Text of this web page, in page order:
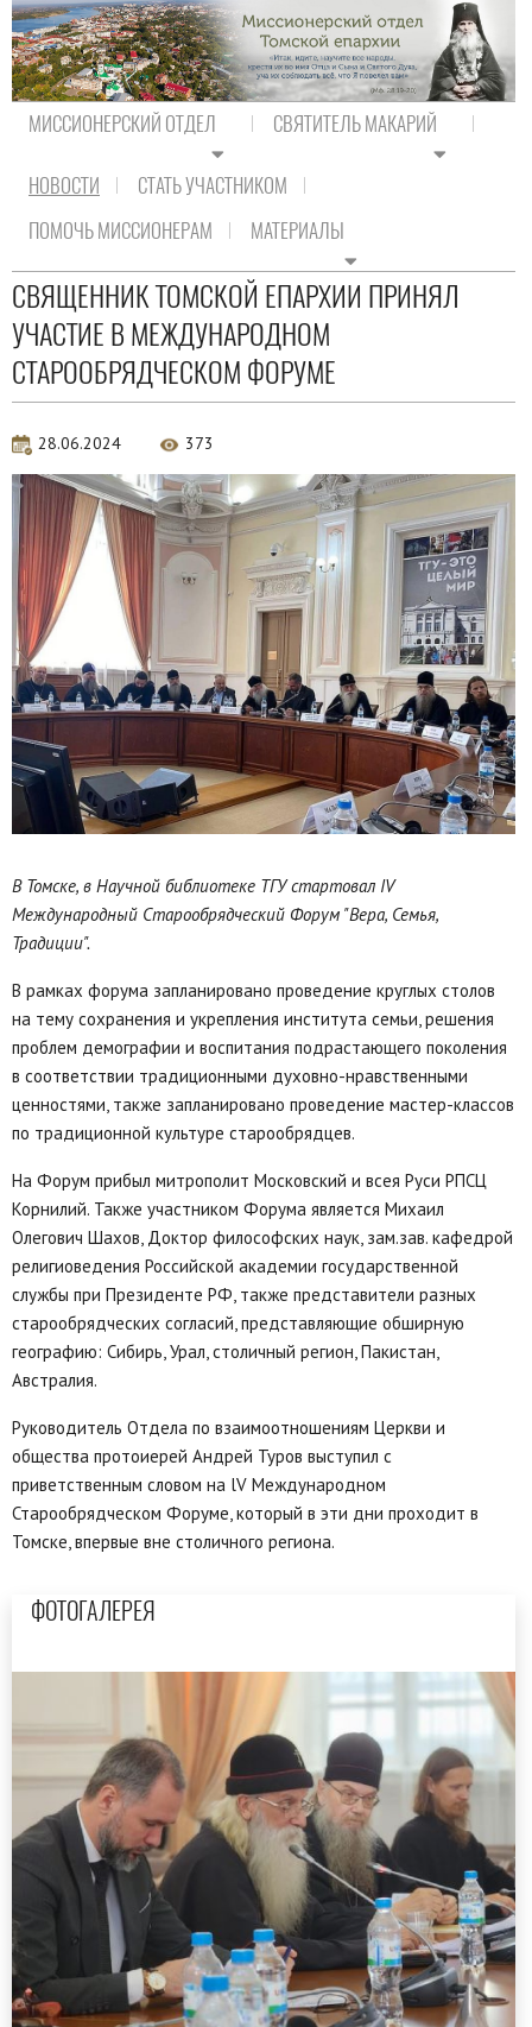
МИССИОНЕРСКИЙ ОТДЕЛ СВЯТИТЕЛЬ МАКАРИЙ
НОВОСТИ
СТАТЬ УЧАСТНИКОМ
ПОМОЧЬ МИССИОНЕРАМ
МАТЕРИАЛЫ
Новости епархии
СВЯЩЕННИК ТОМСКОЙ ЕПАРХИИ ПРИНЯЛ
УЧАСТИЕ В МЕЖДУНАРОДНОМ
СТАРООБРЯДЧЕСКОМ ФОРУМЕ
28.06.2024 373
В Томске, в Научной библиотеке ТГУ стартовал IV
Международный Старообрядческий Форум "Вера, Семья,
Традиции".
В рамках форума запланировано проведение круглых столов
на тему сохранения и укрепления института семьи, решения
проблем демографии и воспитания подрастающего поколения
в соответствии традиционными духовно-нравственными
ценностями, также запланировано проведение мастер-классов
по традиционной культуре старообрядцев.
На Форум прибыл митрополит Московский и всея Руси РПСЦ
Корнилий. Также участником Форума является Михаил
Олегович Шахов, Доктор философских наук, зам.зав. кафедрой
религиоведения Российской академии государственной
службы при Президенте РФ, также представители разных
старообрядческих согласий, представляющие обширную
географию: Сибирь, Урал, столичный регион, Пакистан,
Австралия.
Руководитель Отдела по взаимоотношениям Церкви и
общества протоиерей Андрей Туров выступил с
приветственным словом на lV Международном
Старообрядческом Форуме, который в эти дни проходит в
Томске, впервые вне столичного региона.
ФОТОГАЛЕРЕЯ